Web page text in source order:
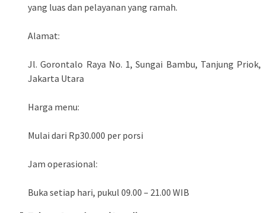
yang luas dan pelayanan yang ramah.
Alamat:
Jl. Gorontalo Raya No. 1, Sungai Bambu, Tanjung Priok,
Jakarta Utara
Harga menu:
Mulai dari Rp30.000 per porsi
Jam operasional:
Buka setiap hari, pukul 09.00 – 21.00 WIB